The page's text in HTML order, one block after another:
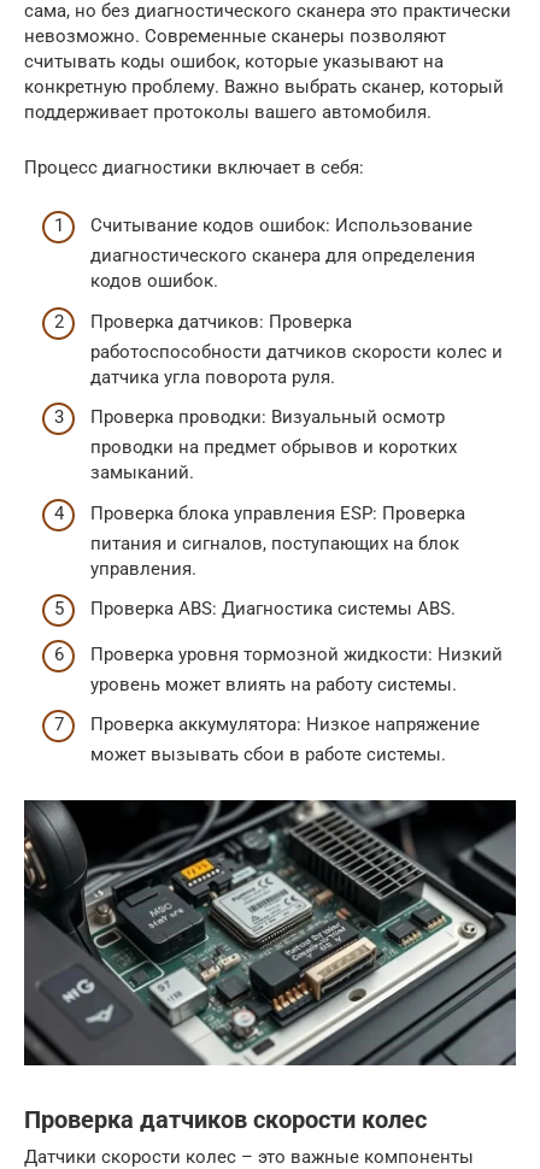
сама, но без диагностического сканера это практически
невозможно. Современные сканеры позволяют
считывать коды ошибок, которые указывают на
конкретную проблему. Важно выбрать сканер, который
поддерживает протоколы вашего автомобиля.
Процесс диагностики включает в себя:
Считывание кодов ошибок: Использование
диагностического сканера для определения
кодов ошибок.
Проверка датчиков: Проверка
работоспособности датчиков скорости колес и
датчика угла поворота руля.
Проверка проводки: Визуальный осмотр
проводки на предмет обрывов и коротких
замыканий.
Проверка блока управления ESP: Проверка
питания и сигналов, поступающих на блок
управления.
Проверка ABS: Диагностика системы ABS.
Проверка уровня тормозной жидкости: Низкий
уровень может влиять на работу системы.
Проверка аккумулятора: Низкое напряжение
может вызывать сбои в работе системы.
Проверка датчиков скорости колес
Датчики скорости колес – это важные компоненты